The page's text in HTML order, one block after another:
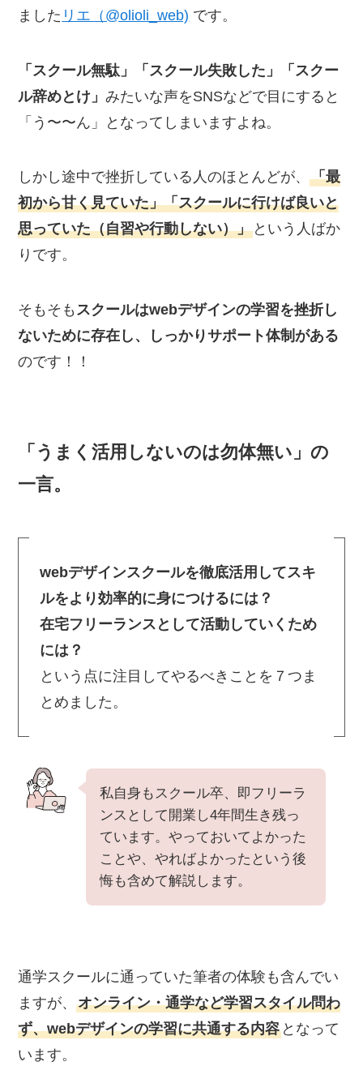
ました リエ（@olioli_web) です。
「スクール無駄」「スクール失敗した」「スクー
ル辞めとけ」みたいな声をSNSなどで目にすると
「う〜〜ん」となってしまいますよね。
しかし途中で挫折している人のほとんどが、「最
初から甘く見ていた」「スクールに行けば良いと
思っていた（自習や行動しない）」 という人ばか
りです。
そもそも スクールはwebデザインの学習を挫折し
ないために存在し、しっかりサポート体制がある
のです！！
「うまく活用しないのは勿体無い」の
一言。
webデザインスクールを徹底活用してスキ
ルをより効率的に身につけるには？
在宅フリーランスとして活動していくため
には？
という点に注目してやるべきことを７つま
とめました。
私自身もスクール卒、即フリーラ
ンスとして開業し4年間生き残っ
ています。やっておいてよかった
ことや、やればよかったという後
悔も含めて解説します。
通学スクールに通っていた筆者の体験も含んでい
ますが、オンライン・通学など学習スタイル問わ
ず、webデザインの学習に共通する内容 となって
います。